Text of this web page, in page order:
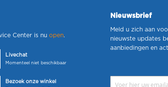
Center is nu open.
Livechat
Momenteel niet beschikbaar
Bezoek onze winkel
Nieuwsbrief
Meld u zich aan
nieuwste updates
aanbiedingen en